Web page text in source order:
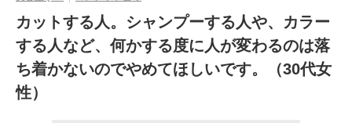
カットする人。シャンプーする人や、カラー
する人など、何かする度に人が変わるのは落
ち着かないのでやめてほしいです。（30代女
性）